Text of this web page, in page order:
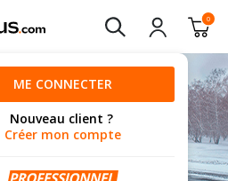
0
ME CONNECTER
Nouveau client ?
Créer mon compte
HIVER